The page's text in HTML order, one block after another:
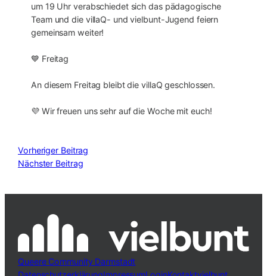
um 19 Uhr verabschiedet sich das pädagogische
Team und die villaQ- und vielbunt-Jugend feiern
gemeinsam weiter!
💙 Freitag
An diesem Freitag bleibt die villaQ geschlossen.
💜 Wir freuen uns sehr auf die Woche mit euch!
Vorheriger Beitrag
Nächster Beitrag
Queere Community Darmstadt